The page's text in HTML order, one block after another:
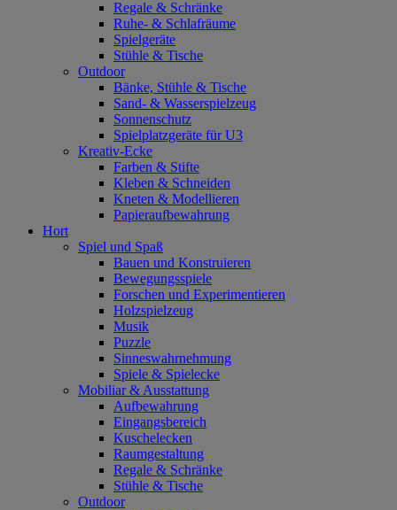
Regale & Schränke
Ruhe- & Schlafräume
Spielgeräte
Stühle & Tische
Outdoor
Bänke, Stühle & Tische
Sand- & Wasserspielzeug
Sonnenschutz
Spielplatzgeräte für U3
Kreativ-Ecke
Farben & Stifte
Kleben & Schneiden
Kneten & Modellieren
Papieraufbewahrung
Hort
Spiel und Spaß
Bauen und Konstruieren
Bewegungsspiele
Forschen und Experimentieren
Holzspielzeug
Musik
Puzzle
Sinneswahrnehmung
Spiele & Spielecke
Mobiliar & Ausstattung
Aufbewahrung
Eingangsbereich
Kuschelecken
Raumgestaltung
Regale & Schränke
Stühle & Tische
Outdoor